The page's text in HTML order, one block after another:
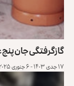
گازگرفتگی جان
۱۷ جدی ۱۴۰۳ - ۶ جنوری ۲۰۲۵